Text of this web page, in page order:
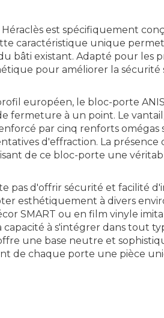
est spécifiquement
caractéristique unique
bâti existant. Adapté pour les
pour améliorer la sécurité
européen, le bloc-porte
fermeture à un point. Le
par cinq renforts omégas
d'effraction. La
de ce bloc-porte une
pas d'offrir sécurité et facilité
esthétiquement à divers
SMART ou en film vinyle
capacité à s'intégrer dans tout
une base neutre et
de chaque porte une pièce